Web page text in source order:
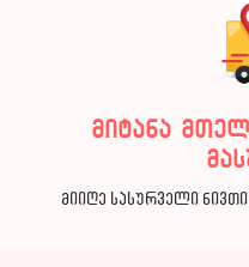
მიტანა
მიიღე სასურველი